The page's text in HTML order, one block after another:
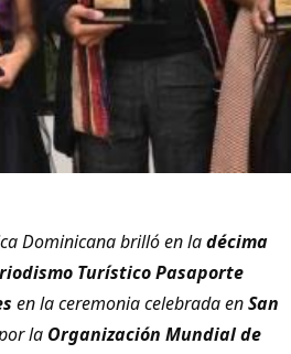
Dominicana brilló en ladécima
Turístico Pasaporte
en la ceremonia celebrada enSan
la Organización Mundial de